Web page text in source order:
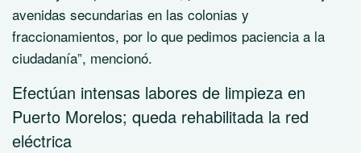
avenidas secundarias en las colonias y
fraccionamientos, por lo que pedimos paciencia a la
ciudadanía”, mencionó.
Efectúan intensas labores de limpieza en
Puerto Morelos; queda rehabilitada la red
eléctrica